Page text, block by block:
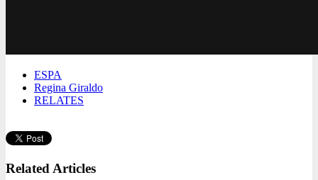
ESPA
Regina Giraldo
RELATES
Related Articles